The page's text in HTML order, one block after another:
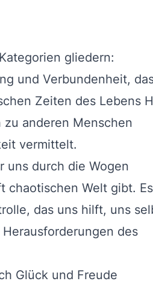
gliedern:
und Verbundenheit,
Zeiten des Lebens
anderen Menschen
vermittelt.
uns durch die Wogen
chaotischen Welt gibt.
das uns hilft, uns
des
Glück und Freude